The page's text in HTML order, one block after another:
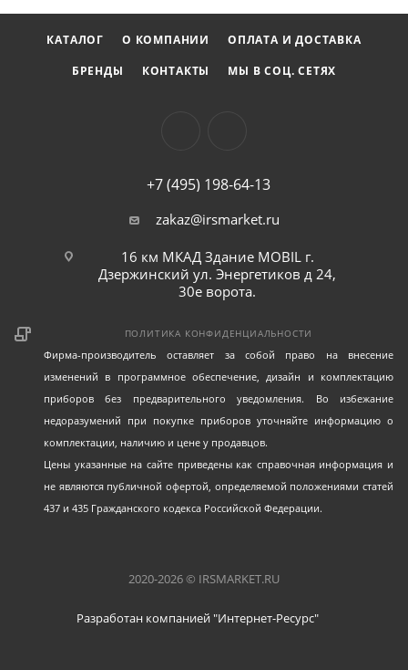
КАТАЛОГ О КОМПАНИИ
ОПЛАТА И ДОСТАВКА
БРЕНДЫ
КОНТАКТЫ МЫ В СОЦ. СЕТЯХ
+7 (495) 198-64-13
zakaz@irsmarket.ru
16 км МКАД Здание MOBIL г.
Дзержинский ул. Энергетиков д 24,
30е ворота.
ПОЛИТИКА КОНФИДЕНЦИАЛЬНОСТИ
Фирма-производитель оставляет за собой право на внесение
изменений в программное обеспечение, дизайн и комплектацию
приборов без предварительного уведомления. Во избежание
недоразумений при покупке приборов уточняйте информацию о
комплектации, наличию и цене у продавцов.
Цены указанные на сайте приведены как справочная информация и
не являются публичной офертой, определяемой положениями статей
437 и 435 Гражданского кодекса Российской Федерации.
2020-2026 © IRSMARKET.RU
Разработан компанией "Интернет-Ресурс"